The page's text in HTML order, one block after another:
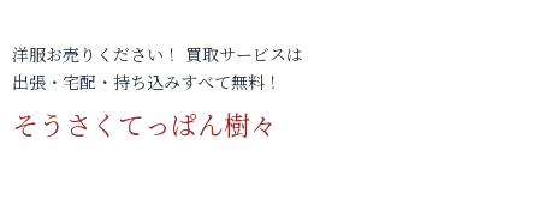
洋服お売りください！ 買取サービスは
出張・宅配・持ち込みすべて無料！
そうさくてっぱん樹々